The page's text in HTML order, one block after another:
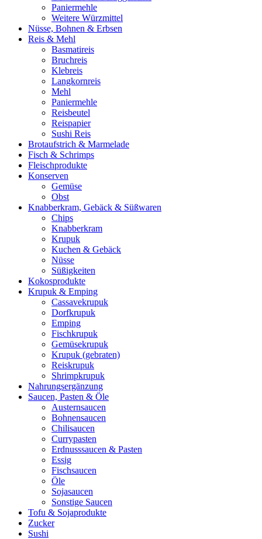
Paniermehle
Weitere Würzmittel
Nüsse, Bohnen & Erbsen
Reis & Mehl
Basmatireis
Bruchreis
Klebreis
Langkornreis
Mehl
Paniermehle
Reisbeutel
Reispapier
Sushi Reis
Brotaufstrich & Marmelade
Fisch & Schrimps
Fleischprodukte
Konserven
Gemüse
Obst
Knabberkram, Gebäck & Süßwaren
Chips
Knabberkram
Krupuk
Kuchen & Gebäck
Nüsse
Süßigkeiten
Kokosprodukte
Krupuk & Emping
Cassavekrupuk
Dorfkrupuk
Emping
Fischkrupuk
Gemüsekrupuk
Krupuk (gebraten)
Reiskrupuk
Shrimpkrupuk
Nahrungsergänzung
Saucen, Pasten & Öle
Austernsaucen
Bohnensaucen
Chilisaucen
Currypasten
Erdnusssaucen & Pasten
Essig
Fischsaucen
Öle
Sojasaucen
Sonstige Saucen
Tofu & Sojaprodukte
Zucker
Sushi